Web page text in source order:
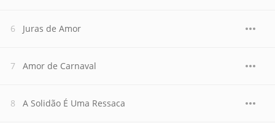
Juras de Amor
Amor de Carnaval
A Solidão É Uma Ressaca